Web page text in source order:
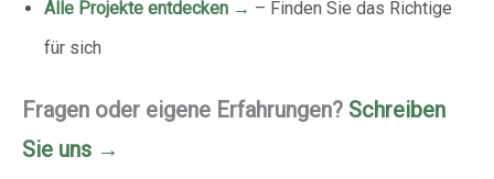
Alle Projekte entdecken → – Finden Sie das Richtige
für sich
Fragen oder eigene Erfahrungen? Schreiben
Sie uns →